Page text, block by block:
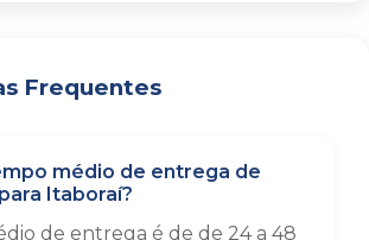
Frequentes
médio de entrega de
Itaboraí?
de entrega é de de 24 a 48